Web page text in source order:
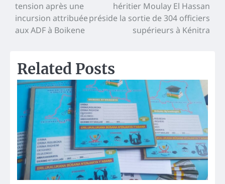
l’article
tension après une
incursion attribuée
aux ADF à Boikene
héritier Moulay El Hassan
préside la sortie de 304 officiers
supérieurs à Kénitra
Related Posts